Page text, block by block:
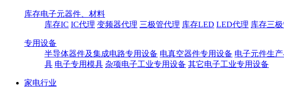
库存电子元器件、材料
库存IC IC代理 变频器代理 三极管代理 库存LED LED代理 库存三
专用设备
半导体器件及集成电路专用设备 电真空器件专用设备 电子元件生
具 电子专用模具 杂项电子工业专用设备 其它电子工业专用设备
家电行业